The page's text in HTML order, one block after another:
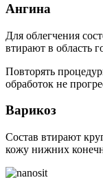
Ангина
Для облегчения
втирают в область
Повторять
обработок не
Варикоз
Состав втирают
кожу нижних